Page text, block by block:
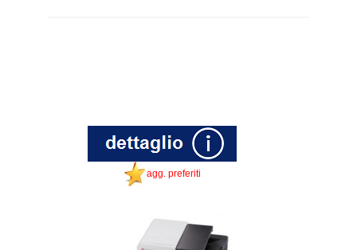
agg. preferiti